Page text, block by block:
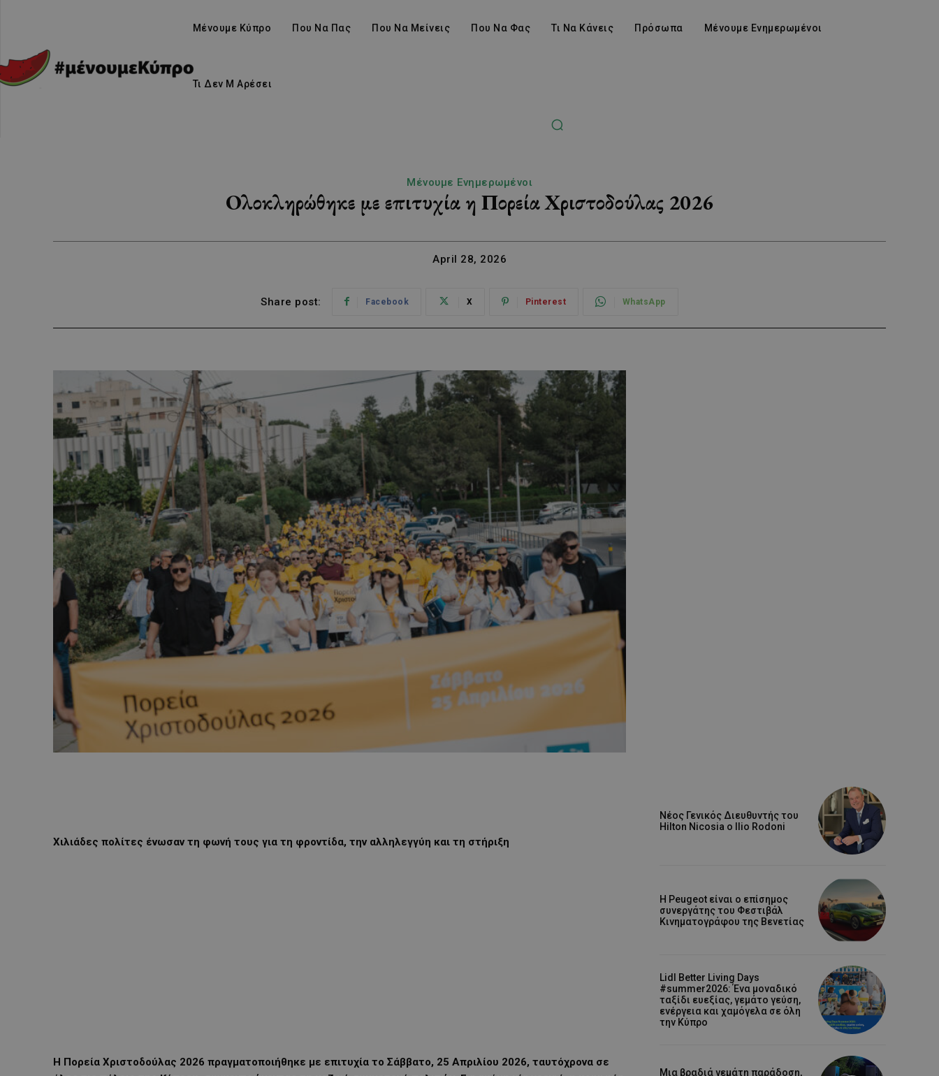
Μένουμε Κύπρο Που Να Πας Που Να Μείνεις Που Να Φας Τι Να Κάνεις Πρόσωπα Μένουμε Ενημερωμένοι
Τι Δεν Μ Αρέσει
Μένουμε Ενημερωμένοι
Ολοκληρώθηκε με επιτυχία η Πορεία Χριστοδούλας 2026
April 28, 2026
Share post: Facebook X Pinterest WhatsApp
Χιλιάδες πολίτες ένωσαν τη φωνή τους για τη φροντίδα, την αλληλεγγύη και τη στήριξη
Η Πορεία Χριστοδούλας 2026 πραγματοποιήθηκε με επιτυχία το Σάββατο, 25 Απριλίου 2026, ταυτόχρονα σε
Νέος Γενικός Διευθυντής του
Hilton Nicosia ο Ilio Rodoni
Η Peugeot είναι ο επίσημος
συνεργάτης του Φεστιβάλ
Κινηματογράφου της Βενετίας
Lidl Better Living Days
#summer2026: Ένα μοναδικό
ταξίδι ευεξίας, γεμάτο γεύση,
ενέργεια και χαμόγελα σε όλη
την Κύπρο
Μια βραδιά γεμάτη παράδοση,